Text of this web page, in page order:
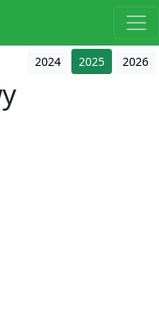
2024 2025 2026